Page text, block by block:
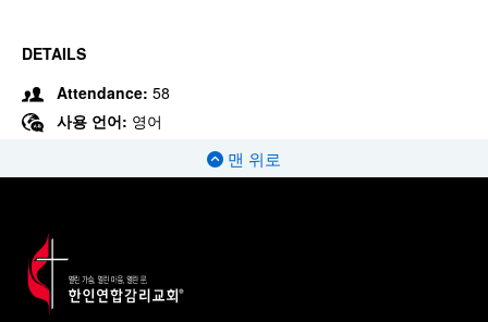
DETAILS
Attendance: 58
사용 언어: 영어
맨 위로